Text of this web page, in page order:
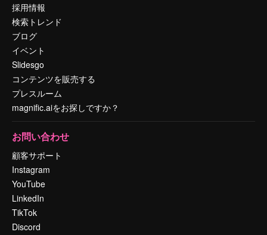
採用情報
検索トレンド
ブログ
イベント
Slidesgo
コンテンツを販売する
プレスルーム
magnific.aiをお探しですか？
お問い合わせ
顧客サポート
Instagram
YouTube
LinkedIn
TikTok
Discord